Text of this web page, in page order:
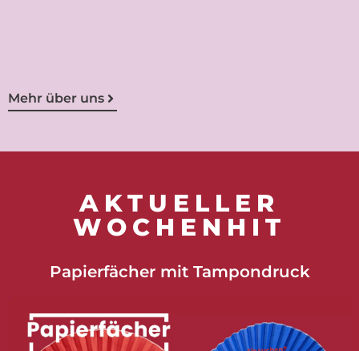
Mehr über uns
AKTUELLER
WOCHENHIT
Papierfächer mit Tampondruck